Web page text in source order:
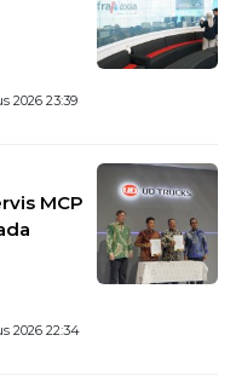
2026 23:39
MCP
2026 22:34